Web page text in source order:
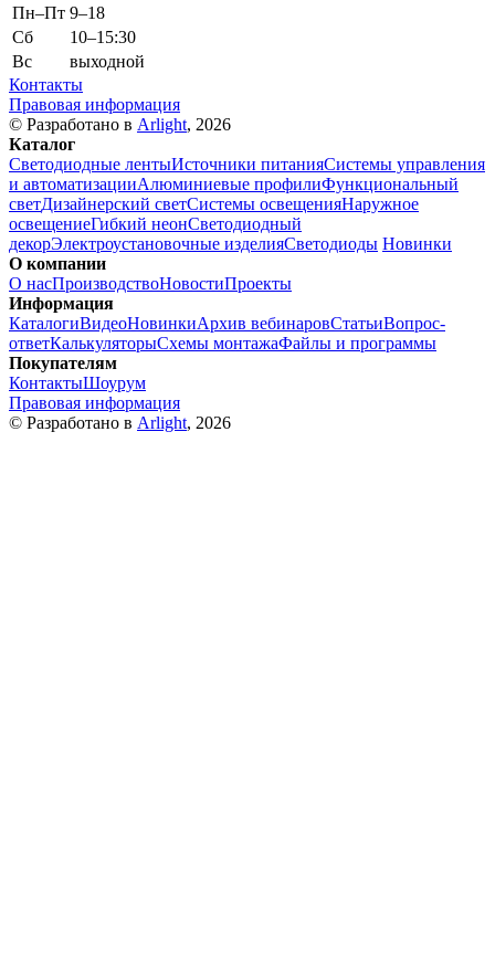
Пн–Пт 9–18
Сб
10–15:30
Вс
выходной
Контакты
Правовая информация
© Разработано в Arlight, 2026
Каталог
Светодиодные лентыИсточники питанияСистемы управления
и автоматизацииАлюминиевые профилиФункциональный
светДизайнерский светСистемы освещенияНаружное
освещениеГибкий неонСветодиодный
декорЭлектроустановочные изделияСветодиоды Новинки
О компании
О насПроизводствоНовостиПроекты
Информация
КаталогиВидеоНовинкиАрхив вебинаровСтатьиВопрос-
ответКалькуляторыСхемы монтажаФайлы и программы
Покупателям
КонтактыШоурум
Правовая информация
© Разработано в Arlight, 2026